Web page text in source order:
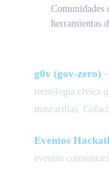
herramientas
g0v (gov-zero)
tecnología cívica
mascarillas,
Eventos
eventos